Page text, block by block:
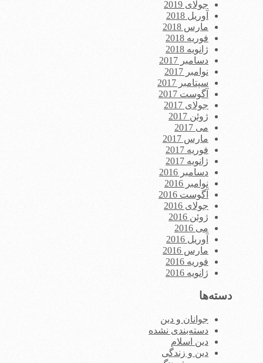
جولای 2019
آوریل 2018
مارس 2018
فوریه 2018
ژانویه 2018
دسامبر 2017
نوامبر 2017
سپتامبر 2017
آگوست 2017
جولای 2017
ژوئن 2017
می 2017
مارس 2017
فوریه 2017
ژانویه 2017
دسامبر 2016
نوامبر 2016
آگوست 2016
جولای 2016
ژوئن 2016
می 2016
آوریل 2016
مارس 2016
فوریه 2016
ژانویه 2016
دسته‌ها
جوانان و دین
دسته‌بندی نشده
دین اسلام
دین و زندگی